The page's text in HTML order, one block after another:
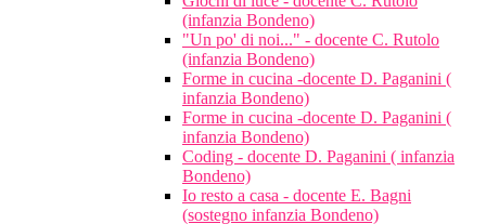
(infanzia Bondeno)
"Un po' di noi..." - docente C. Rutolo
(infanzia Bondeno)
Forme in cucina -docente D. Paganini (
infanzia Bondeno)
Forme in cucina -docente D. Paganini (
infanzia Bondeno)
Coding - docente D. Paganini ( infanzia
Bondeno)
Io resto a casa - docente E. Bagni
(sostegno infanzia Bondeno)